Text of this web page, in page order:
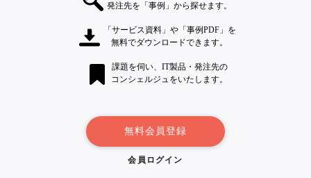
発注先を「事例」から探せます。
「サービス資料」や「事例PDF」を
無料でダウンロードできます。
課題を伺い、IT製品・発注先の
コンシェルジュをいたします。
無料会員登録
会員ログイン